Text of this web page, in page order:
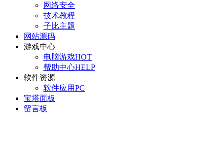
网络安全
技术教程
子比主题
网站源码
游戏中心
电脑游戏HOT
帮助中心HELP
软件资源
软件应用PC
宝塔面板
留言板